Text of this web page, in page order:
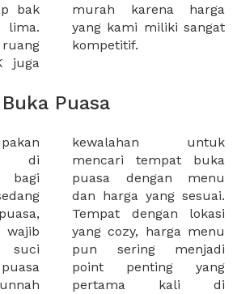
bak
juga
kompetitif.
Buka Puasa
di
bagi
wajib
buka
di